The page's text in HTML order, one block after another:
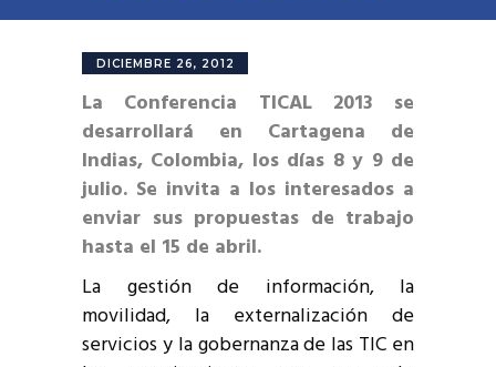
DICIEMBRE 26, 2012
La Conferencia TICAL 2013 se
desarrollará en Cartagena de
Indias, Colombia, los días 8 y 9 de
julio. Se invita a los interesados a
enviar sus propuestas de trabajo
hasta el 15 de abril.
La gestión de información, la
movilidad, la externalización de
servicios y la gobernanza de las TIC en